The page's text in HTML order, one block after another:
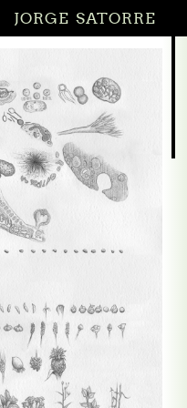
27.02.2026
JORGE SATORRE